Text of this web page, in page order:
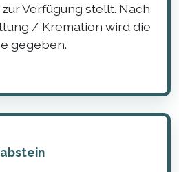
Verfügung stellt. Nach
/ Kremation wird die
gegeben.